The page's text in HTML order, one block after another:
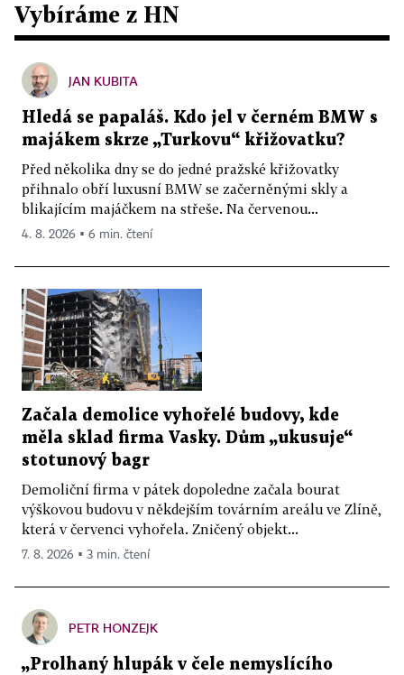
Vybíráme z HN
JAN KUBITA
Hledá se papaláš. Kdo jel v černém BMW s
majákem skrze „Turkovu“ křižovatku?
Před několika dny se do jedné pražské křižovatky
přihnalo obří luxusní BMW se začerněnými skly a
blikajícím majáčkem na střeše. Na červenou...
4. 8. 2026 ▪ 6 min. čtení
Začala demolice vyhořelé budovy, kde
měla sklad firma Vasky. Dům „ukusuje“
stotunový bagr
Demoliční firma v pátek dopoledne začala bourat
výškovou budovu v někdejším továrním areálu ve Zlíně,
která v červenci vyhořela. Zničený objekt...
7. 8. 2026 ▪ 3 min. čtení
PETR HONZEJK
„Prolhaný hlupák v čele nemyslícího